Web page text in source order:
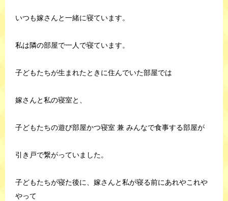
いつも嫁さんと一緒に寝ています。
私は隣の部屋で一人で寝ています。
子どもたちが生まれたときに住んでいた部屋では
嫁さんと私の寝室と、
子どもたちの遊び部屋かつ寝室 兼 みんなで食事する部屋が
引き戸で繋がっていました。
子どもたちが寝た後に、嫁さんと私が寝る前にあれやこれや
やって